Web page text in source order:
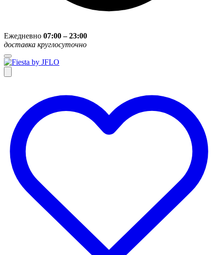
Ежедневно 07:00 – 23:00
доставка круглосуточно